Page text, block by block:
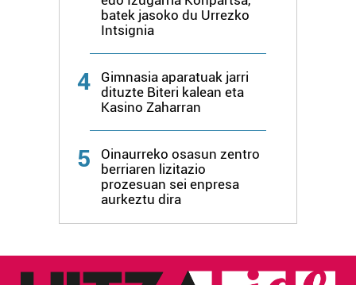
erabiltzen dituen hauta dezakezu.
bazkideen zerrenda, beren ustez zein helburutarako
duten interes legitimoa eta horren aurka nola egin
Lortu zure datu pertsonalak prozesatzeko moduari
buruzko informazio gehiago eta ezarri zure lehentasunak
datuen atalean. Edozein unetan alda edo ken dezakezu
Webgune honek cookie propioak eta hirugarrenen cookie-
fitxategiak erabiltzen ditu. Zure esperientzia eta
batek jasoko du Urrezko
Intsignia
4
Gimnasia aparatuak jarri
dituzte Biteri kalean eta
Kasino Zaharran
5
Oinaurreko osasun zentro
berriaren lizitazio
prozesuan sei enpresa
aurkeztu dira